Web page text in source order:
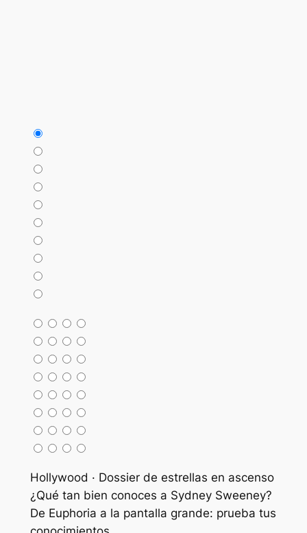
Hollywood · Dossier de estrellas en ascenso
¿Qué tan bien conoces a Sydney Sweeney?
De Euphoria a la pantalla grande: prueba tus